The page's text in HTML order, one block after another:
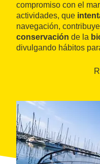
compromiso con el
actividades, que
navegación,
conservación de la
divulgando hábitos
sostenibilidad y